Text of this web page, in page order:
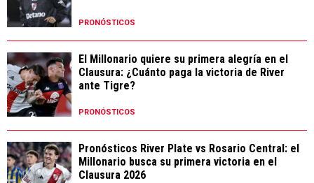
PRONÓSTICOS
El Millonario quiere su primera alegría en el
Clausura: ¿Cuánto paga la victoria de River
ante Tigre?
PRONÓSTICOS
Pronósticos River Plate vs Rosario Central: el
Millonario busca su primera victoria en el
Clausura 2026